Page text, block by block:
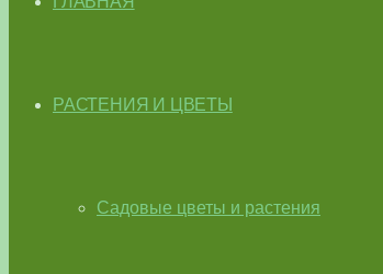
РАСТЕНИЯ И ЦВЕТЫ
Садовые цветы и растения